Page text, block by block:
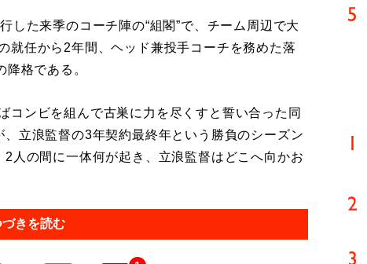
た来季のコーチ陣の“組閣”で、チーム周辺で大
就任から2年間、ヘッド兼投手コーチを務めた落
格である。
ンビを組んで古巣に力を尽くすと誓い合った同
立浪監督の3年契約最終年という勝負のシーズン
人の間に一体何が起き、立浪監督はどこへ向かお
づきを読む